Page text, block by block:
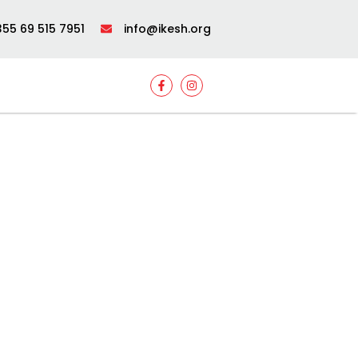
69 515 7951 info@ikesh.org